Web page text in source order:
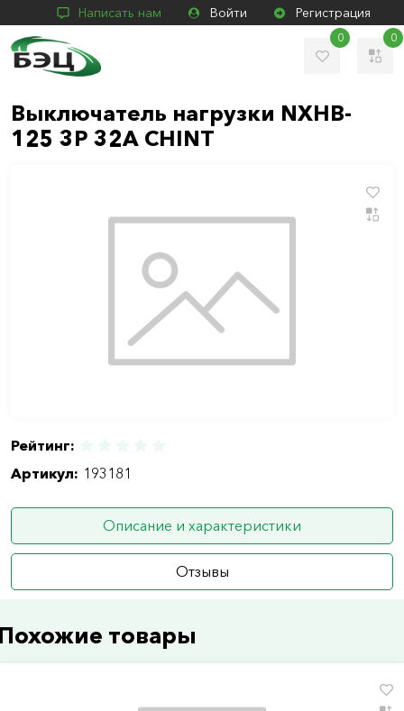
Написать нам Войти Регистрация
0 0
Выключатель нагрузки NXHB-
125 3P 32A CHINT
Рейтинг:
Артикул: 193181
Описание и характеристики
Отзывы
товары